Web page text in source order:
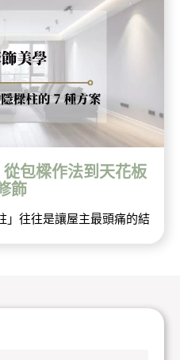
包樑作法到天花板
飾
」往往是讓屋主最頭痛的結